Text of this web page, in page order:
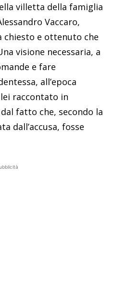
villetta della famiglia
Vaccaro,
chiesto e ottenuto che
visione necessaria, a
e fare
all’epoca
raccontato in
fatto che, secondo la
dall’accusa, fosse